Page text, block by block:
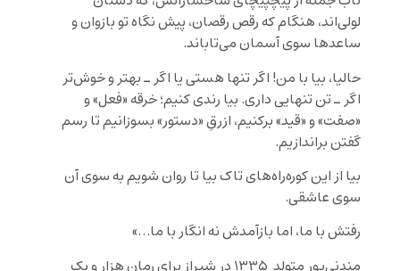
لولی‌اند، هنگام که رقص رقصان، پیش نگاه تو بازوان و
ساعد‌ها سوی آسمان می‌‌تاباند.
حالیا، بیا با من! اگر تنها هستی یا اگر ـ بهتر و خوش‌تر
اگر ـ تن تنهایی داری. بیا رندی کنیم؛ خرقه «فعل» و
«صفت» و «قید» برکنیم، ازرقِ «دستور» بسوزانیم تا رسم
گفتن براندازیم.
بیا از این کوره‌راه‌های تاک بیا تا روان شویم به سوی آن
سوی عاشقی.
رفتش با ما، اما بازآمدش نه انگار با ما…»
مندنی‌پور متولد ۱۳۳۵ در شیراز برای رمان هزار و یک